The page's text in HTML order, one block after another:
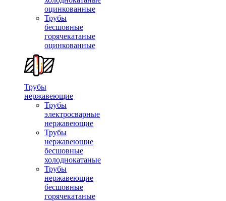
оцинкованные
Трубы
бесшовные
горячекатаные
оцинкованные
Трубы
нержавеющие
Трубы
электросварные
нержавеющие
Трубы
нержавеющие
бесшовные
холоднокатаные
Трубы
нержавеющие
бесшовные
горячекатаные